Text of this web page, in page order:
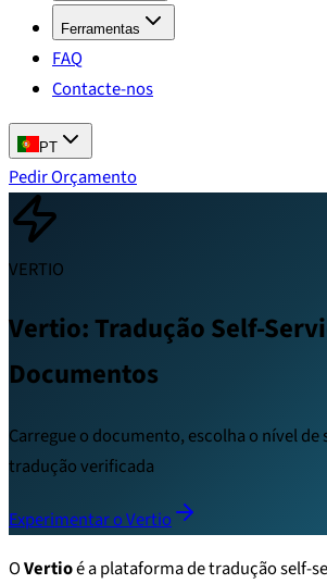
Ferramentas
FAQ
Contacte-nos
PT
Pedir Orçamento
VERTIO
Vertio: Tradução Self-
Documentos
Carregue o documento, escolha o nível de
tradução verificada
Experimentar o Vertio
OVertioé a plataforma de tradução self-